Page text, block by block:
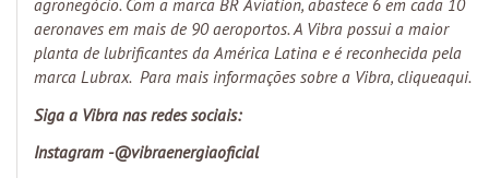
agronegócio. Com a marca BR Aviation, abastece 6 em cada 10
aeronaves em mais de 90 aeroportos. A Vibra possui a maior
planta de lubrificantes da América Latina e é reconhecida pela
marca Lubrax. Para mais informações sobre a Vibra, cliqueaqui.
Siga a Vibra nas redes sociais:
Instagram -@vibraenergiaoficial